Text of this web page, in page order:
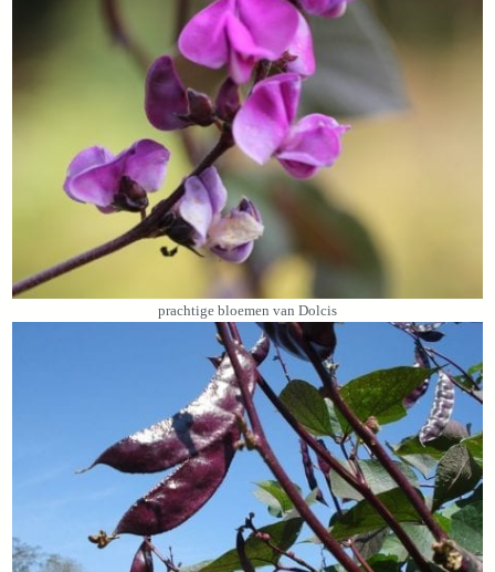
prachtige bloemen van Dolcis